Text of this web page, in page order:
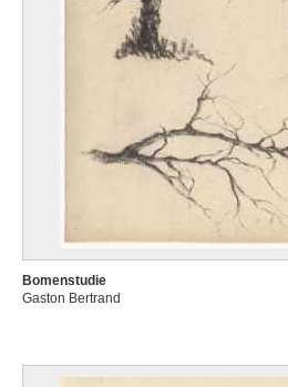
Bomenstudie
Gaston Bertrand